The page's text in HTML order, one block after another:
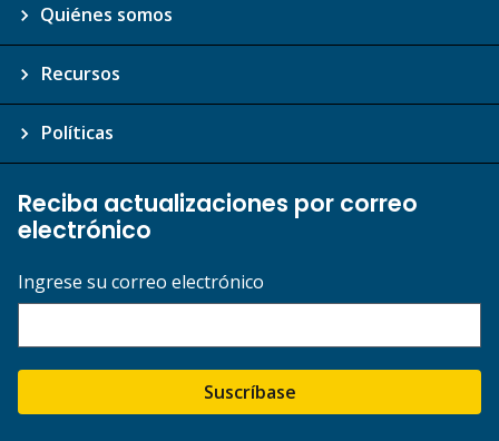
Quiénes somos
Recursos
Políticas
Reciba actualizaciones por correo
electrónico
Ingrese su correo electrónico
Suscríbase